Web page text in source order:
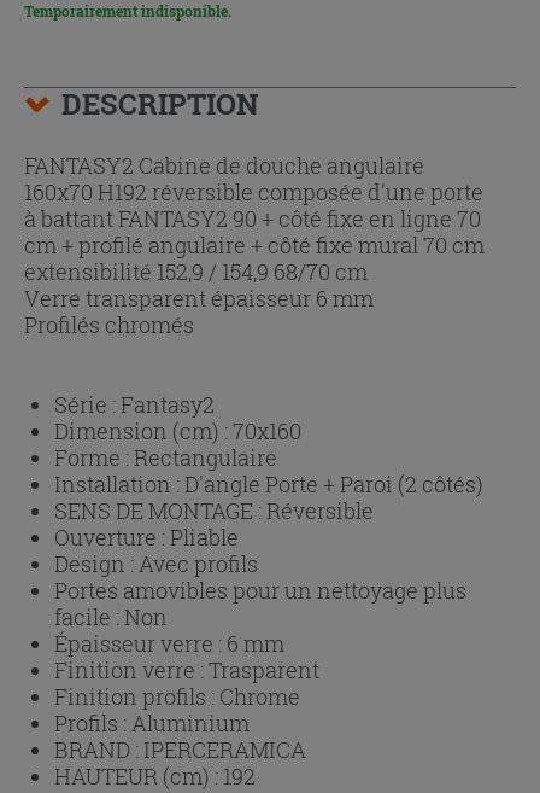
Temporairement indisponible.
DESCRIPTION
FANTASY2 Cabine de douche angulaire
160x70 H192 réversible composée d'une porte
à battant FANTASY2 90 + côté fixe en ligne 70
cm + profilé angulaire + côté fixe mural 70 cm
extensibilité 152,9 / 154,9 68/70 cm
Verre transparent épaisseur 6 mm
Profilés chromés
Série :Fantasy2
Dimension (cm) :70x160
Forme :Rectangulaire
Installation :D'angle Porte + Paroi (2 côtés)
SENS DE MONTAGE :Réversible
Ouverture :Pliable
Design :Avec profils
Portes amovibles pour un nettoyage plus
facile :Non
Épaisseur verre : 6 mm
Finition verre :Trasparent
Finition profils : Chrome
Profils :Aluminium
BRAND : IPERCERAMICA
HAUTEUR (cm) : 192